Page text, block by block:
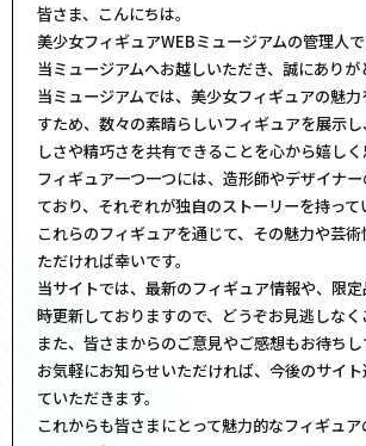
皆さま、こんにちは。
美少女フィギュアWEBミュージアムの管理人で
当ミュージアムへお越しいただき、誠にありが
当ミュージアムでは、美少女フィギュアの魅
すため、数々の素晴らしいフィギュアを展示
しさや精巧さを共有できることを心から嬉しく
フィギュア一つ一つには、造形師やデザイナ
ており、それぞれが独自のストーリーを持って
これらのフィギュアを通じて、その魅力や芸
ただければ幸いです。
当サイトでは、最新のフィギュア情報や、限
時更新しておりますので、どうぞお見逃しなく
また、皆さまからのご意見やご感想もお待ちし
お気軽にお知らせいただければ、今後のサイ
ていただきます。
これからも皆さまにとって魅力的なフィギュ